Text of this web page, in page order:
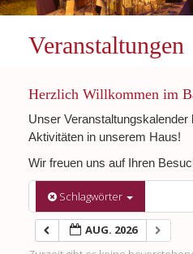
Veranstaltungen
Herzlich Willkommen im
Unser Veranstaltungskalender
Aktivitäten in unserem Haus!
Wir freuen uns auf Ihren
Schlagwörter
AUG. 2026